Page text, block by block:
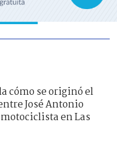
cómo se originó el
José Antonio
en Las